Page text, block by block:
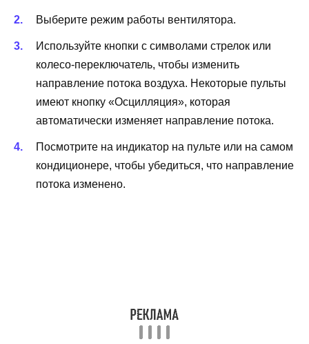
Выберите режим работы вентилятора.
Используйте кнопки с символами стрелок или
колесо-переключатель, чтобы изменить
направление потока воздуха. Некоторые пульты
имеют кнопку «Осцилляция», которая
автоматически изменяет направление потока.
Посмотрите на индикатор на пульте или на самом
кондиционере, чтобы убедиться, что направление
потока изменено.